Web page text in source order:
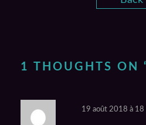
1 THOUGHTS ON
19 août 2018 à 18